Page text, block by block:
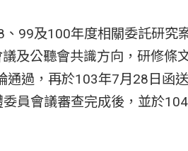
99及100年度相關委託研究
及公聽會共識方向，研修條
過，再於103年7月28日函
員會議審查完成後，並於